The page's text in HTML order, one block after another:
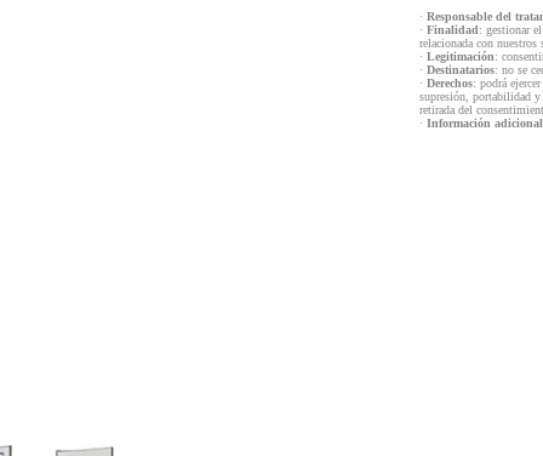
· Responsable del
· Finalidad: gestionar
relacionada con
· Legitimación:
· Destinatarios: no se
· Derechos: podrá
supresión, portabilidad y
retirada del
· Información adicional